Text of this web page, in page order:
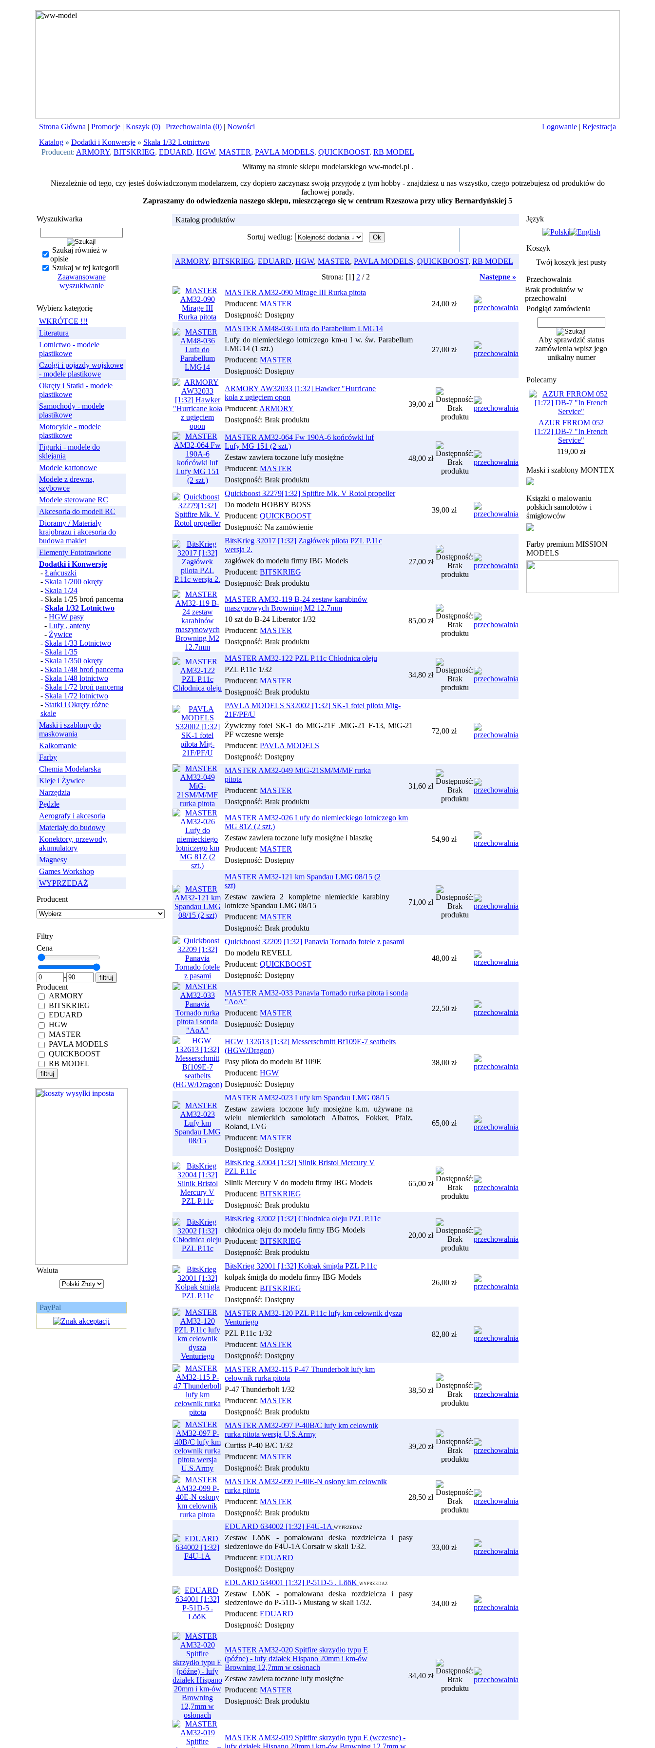
Strona Główna | Promocje | Koszyk (0) | Przechowalnia (0) | Nowości Logowanie | Rejestracja
Katalog » Dodatki i Konwersje » Skala 1/32 Lotnictwo
Producent: ARMORY, BITSKRIEG, EDUARD, HGW, MASTER, PAVLA MODELS, QUICKBOOST, RB MODEL
Witamy na stronie sklepu modelarskiego ww-model.pl .
Niezależnie od tego, czy jesteś doświadczonym modelarzem, czy dopiero zaczynasz swoją przygodę z tym hobby - znajdziesz u nas wszystko, czego potrzebujesz od produktów do
fachowej porady.
Zapraszamy do odwiedzenia naszego sklepu, mieszczącego się w centrum Rzeszowa przy ulicy Bernardyńskiej 5
Wyszukiwarka
Szukaj również w
opisie
Szukaj w tej kategorii
Zaawansowane
wyszukiwanie
Wybierz kategorię
WKRÓTCE !!!
Literatura
Lotnictwo - modele
plastikowe
Czołgi i pojazdy wojskowe
- modele plastikowe
Okręty i Statki - modele
plastikowe
Samochody - modele
plastikowe
Motocykle - modele
plastikowe
Figurki - modele do
sklejania
Modele kartonowe
Modele z drewna,
szybowce
Modele sterowane RC
Akcesoria do modeli RC
Dioramy / Materiały
krajobrazu i akcesoria do
budowa makiet
Elementy Fototrawione
Dodatki i Konwersje
- Łańcuszki
- Skala 1/200 okręty
- Skala 1/24
- Skala 1/25 broń pancerna
- Skala 1/32 Lotnictwo
- HGW pasy
- Lufy , anteny
- Żywice
- Skala 1/33 Lotnictwo
- Skala 1/35
- Skala 1/350 okręty
- Skala 1/48 broń pancerna
- Skala 1/48 lotnictwo
- Skala 1/72 broń pancerna
- Skala 1/72 lotnictwo
- Statki i Okręty różne
skale
Maski i szablony do
maskowania
Kalkomanie
Farby
Chemia Modelarska
Kleje i Żywice
Narzędzia
Pędzle
Aerografy i akcesoria
Materiały do budowy
Konektory, przewody,
akumulatory
Magnesy
Games Workshop
WYPRZEDAŻ
Producent
Filtry
Cena
-
Producent
ARMORY
BITSKRIEG
EDUARD
HGW
MASTER
PAVLA MODELS
QUICKBOOST
RB MODEL
Waluta
PayPal
Katalog produktów
Sortuj według:
ARMORY, BITSKRIEG, EDUARD, HGW, MASTER, PAVLA MODELS, QUICKBOOST, RB MODEL
Strona: [1] 2 / 2
Następne »
MASTER AM32-090 Mirage III Rurka pitota
Producent: MASTER
Dostępność: Dostępny
24,00 zł
MASTER AM48-036 Lufa do Parabellum LMG14
Lufy do niemieckiego lotniczego km-u I w. św. Parabellum
LMG14 (1 szt.)
Producent: MASTER
Dostępność: Dostępny
27,00 zł
ARMORY AW32033 [1:32] Hawker "Hurricane
koła z ugięciem opon
Producent: ARMORY
Dostępność: Brak produktu
39,00 zł
MASTER AM32-064 Fw 190A-6 końcówki luf
Lufy MG 151 (2 szt.)
Zestaw zawiera toczone lufy mosiężne
Producent: MASTER
Dostępność: Brak produktu
48,00 zł
Quickboost 32279[1:32] Spitfire Mk. V Rotol propeller
Do modelu HOBBY BOSS
Producent: QUICKBOOST
Dostępność: Na zamówienie
39,00 zł
BitsKrieg 32017 [1:32] Zagłówek pilota PZL P.11c
wersja 2.
zagłówek do modelu firmy IBG Models
Producent: BITSKRIEG
Dostępność: Brak produktu
27,00 zł
MASTER AM32-119 B-24 zestaw karabinów
maszynowych Browning M2 12.7mm
10 szt do B-24 Liberator 1/32
Producent: MASTER
Dostępność: Brak produktu
85,00 zł
MASTER AM32-122 PZL P.11c Chłodnica oleju
PZL P.11c 1/32
Producent: MASTER
Dostępność: Brak produktu
34,80 zł
PAVLA MODELS S32002 [1:32] SK-1 fotel pilota Mig-
21F/PF/U
Żywiczny fotel SK-1 do MiG-21F .MiG-21 F-13, MiG-21
PF wczesne wersje
Producent: PAVLA MODELS
Dostępność: Dostępny
72,00 zł
MASTER AM32-049 MiG-21SM/M/MF rurka
pitota
Producent: MASTER
Dostępność: Brak produktu
31,60 zł
MASTER AM32-026 Lufy do niemieckiego lotniczego km
MG 81Z (2 szt.)
Zestaw zawiera toczone lufy mosiężne i blaszkę
Producent: MASTER
Dostępność: Dostępny
54,90 zł
MASTER AM32-121 km Spandau LMG 08/15 (2
szt)
Zestaw zawiera 2 kompletne niemieckie karabiny
lotnicze Spandau LMG 08/15
Producent: MASTER
Dostępność: Brak produktu
71,00 zł
Quickboost 32209 [1:32] Panavia Tornado fotele z pasami
Do modelu REVELL
Producent: QUICKBOOST
Dostępność: Dostępny
48,00 zł
MASTER AM32-033 Panavia Tornado rurka pitota i sonda
"AoA"
Producent: MASTER
Dostępność: Dostępny
22,50 zł
HGW 132613 [1:32] Messerschmitt Bf109E-7 seatbelts
(HGW/Dragon)
Pasy pilota do modelu Bf 109E
Producent: HGW
Dostępność: Dostępny
38,00 zł
MASTER AM32-023 Lufy km Spandau LMG 08/15
Zestaw zawiera toczone lufy mosiężne k.m. używane na
wielu niemieckich samolotach Albatros, Fokker, Pfalz,
Roland, LVG
Producent: MASTER
Dostępność: Dostępny
65,00 zł
BitsKrieg 32004 [1:32] Silnik Bristol Mercury V
PZL P.11c
Silnik Mercury V do modelu firmy IBG Models
Producent: BITSKRIEG
Dostępność: Brak produktu
65,00 zł
BitsKrieg 32002 [1:32] Chłodnica oleju PZL P.11c
chłodnica oleju do modelu firmy IBG Models
Producent: BITSKRIEG
Dostępność: Brak produktu
20,00 zł
BitsKrieg 32001 [1:32] Kołpak śmigła PZL P.11c
kołpak śmigła do modelu firmy IBG Models
Producent: BITSKRIEG
Dostępność: Dostępny
26,00 zł
MASTER AM32-120 PZL P.11c lufy km celownik dysza
Venturiego
PZL P.11c 1/32
Producent: MASTER
Dostępność: Dostępny
82,80 zł
MASTER AM32-115 P-47 Thunderbolt lufy km
celownik rurka pitota
P-47 Thunderbolt 1/32
Producent: MASTER
Dostępność: Brak produktu
38,50 zł
MASTER AM32-097 P-40B/C lufy km celownik
rurka pitota wersja U.S.Army
Curtiss P-40 B/C 1/32
Producent: MASTER
Dostępność: Brak produktu
39,20 zł
MASTER AM32-099 P-40E-N osłony km celownik
rurka pitota
Producent: MASTER
Dostępność: Brak produktu
28,50 zł
EDUARD 634002 [1:32] F4U-1A WYPRZEDAŻ
Zestaw LööK - pomalowana deska rozdzielcza i pasy
siedzeniowe do F4U-1A Corsair w skali 1/32.
Producent: EDUARD
Dostępność: Dostępny
33,00 zł
EDUARD 634001 [1:32] P-51D-5 . LööK WYPRZEDAŻ
Zestaw LööK - pomalowana deska rozdzielcza i pasy
siedzeniowe do P-51D-5 Mustang w skali 1/32.
Producent: EDUARD
Dostępność: Dostępny
34,00 zł
MASTER AM32-020 Spitfire skrzydło typu E
(późne) - lufy działek Hispano 20mm i km-ów
Browning 12,7mm w osłonach
Zestaw zawiera toczone lufy mosiężne
Producent: MASTER
Dostępność: Brak produktu
34,40 zł
MASTER AM32-019 Spitfire skrzydło typu E (wczesne) -
lufy działek Hispano 20mm i km-ów Browning 12,7mm w
Język
Koszyk
Twój koszyk jest pusty
Przechowalnia
Brak produktów w
przechowalni
Podgląd zamówienia
Aby sprawdzić status
zamówienia wpisz jego
unikalny numer
Polecamy
AZUR FRROM 052
[1:72] DB-7 "In French
Service"
119,00 zł
Maski i szablony MONTEX
Ksiązki o malowaniu
polskich samolotów i
śmigłowców
Farby premium MISSION
MODELS